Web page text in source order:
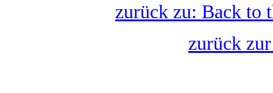
zurück zu: Back to
zurück